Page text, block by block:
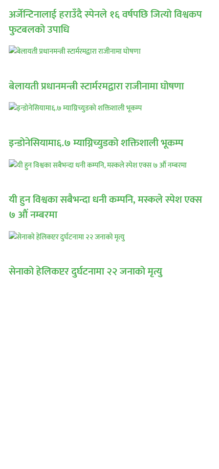
अर्जेन्टिनालाई हराउँदै स्पेनले १६ वर्षपछि जित्यो विश्वकप
फुटबलको उपाधि
बेलायती प्रधानमन्त्री स्टार्मरमद्वारा राजीनामा घोषणा
इन्डोनेसियामा६.७ म्याग्निच्युडको शक्तिशाली भूकम्प
यी हुन विश्वका सबैभन्दा धनी कम्पनि, मस्कले स्पेश एक्स
७ औं नम्बरमा
सेनाको हेलिकप्टर दुर्घटनामा २२ जनाको मृत्यु